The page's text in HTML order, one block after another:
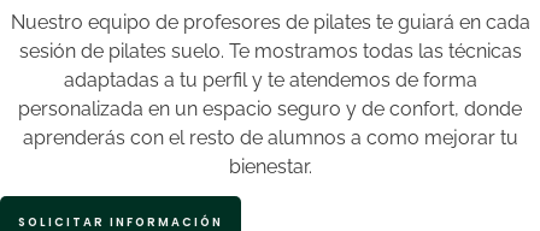
Nuestro equipo de profesores de pilates te guiará en cada
sesión de pilates suelo. Te mostramos todas las técnicas
adaptadas a tu perfil y te atendemos de forma
personalizada en un espacio seguro y de confort, donde
aprenderás con el resto de alumnos a como mejorar tu
bienestar.
SOLICITAR INFORMACIÓN